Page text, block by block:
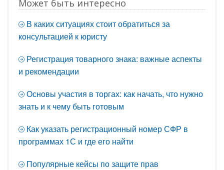
Может быть интересно
В каких ситуациях стоит обратиться за
консультацией к юристу
Регистрация товарного знака: важные аспекты
и рекомендации
Основы участия в торгах: как начать, что нужно
знать и к чему быть готовым
Как указать регистрационный номер СФР в
программах 1С и где его найти
Популярные кейсы по защите прав